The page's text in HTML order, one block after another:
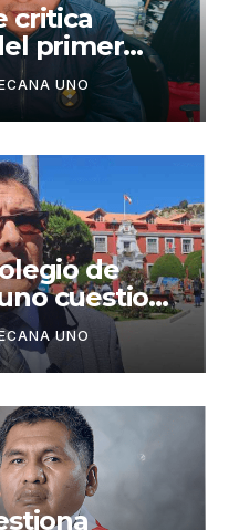
critica
primer
de Keiko
UNO
de
cuestiona
seguridad
UNO